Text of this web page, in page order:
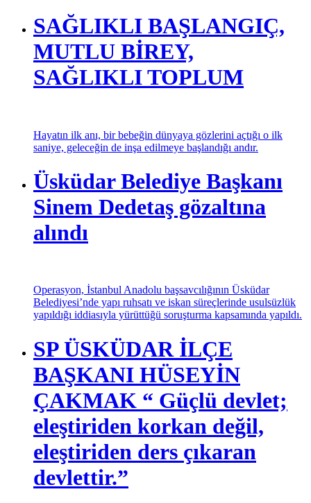
SAĞLIKLI BAŞLANGIÇ,
MUTLU BİREY,
SAĞLIKLI TOPLUM
Hayatın ilk anı, bir bebeğin dünyaya gözlerini açtığı o ilk
Üsküdar Belediye Başkanı
Sinem Dedetaş gözaltına
alındı
Operasyon, İstanbul Anadolu başsavcılığının Üsküdar
Belediyesi’nde yapı ruhsatı ve iskan süreçlerinde usulsüzlük
SP ÜSKÜDAR İLÇE
BAŞKANI HÜSEYİN
ÇAKMAK “ Güçlü devlet;
eleştiriden korkan değil,
eleştiriden ders çıkaran
devlettir.”